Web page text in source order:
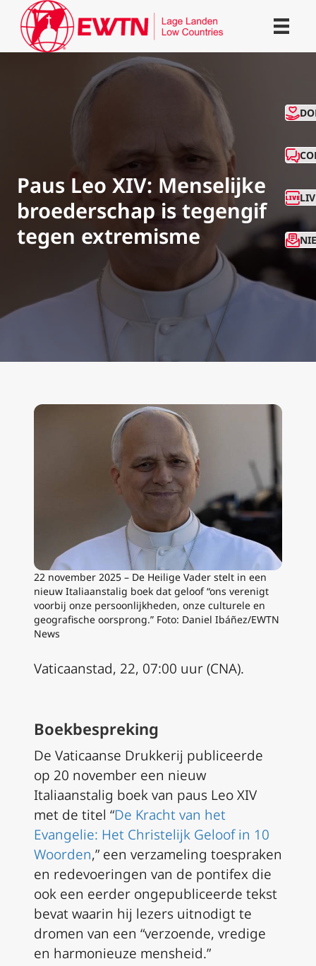
Paus Leo XIV: Menselijke
broederschap is tegengif
tegen extremisme
22 november 2025 – De Heilige Vader stelt in een
nieuw Italiaanstalig boek dat geloof “ons verenigt
voorbij onze persoonlijkheden, onze culturele en
geografische oorsprong.” Foto: Daniel Ibáñez/EWTN
News
Vaticaanstad, 22, 07:00 uur (CNA).
Boekbespreking
De Vaticaanse Drukkerij publiceerde
op 20 november een nieuw
Italiaanstalig boek van paus Leo XIV
met de titel “De Kracht van het
Evangelie: Het Christelijk Geloof in 10
Woorden,” een verzameling toespraken
en redevoeringen van de pontifex die
ook een eerder ongepubliceerde tekst
bevat waarin hij lezers uitnodigt te
dromen van een “verzoende, vredige
en harmonieuze mensheid.”